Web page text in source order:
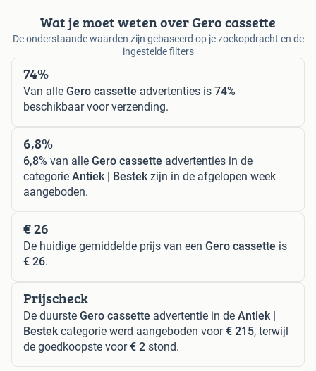
Wat je moet weten over Gero cassette
De onderstaande waarden zijn gebaseerd op je zoekopdracht en de
ingestelde filters
74%
Van alle Gero cassette advertenties is 74%
beschikbaar voor verzending.
6,8%
6,8% van alle Gero cassette advertenties in de
categorie Antiek | Bestekzijn in de afgelopen week
aangeboden.
€ 26
De huidige gemiddelde prijs van een Gero cassette is
€ 26.
Prijscheck
De duurste Gero cassette advertentie in de Antiek |
Bestekcategorie werd aangeboden voor€ 215, terwijl
de goedkoopste voor€ 2 stond.